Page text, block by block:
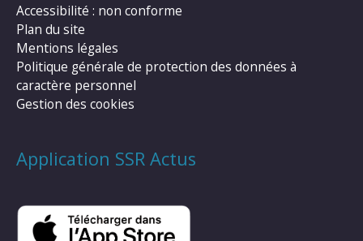
Accessibilité : non conforme
Plan du site
Mentions légales
Politique générale de protection des données à
caractère personnel
Gestion des cookies
Application SSR Actus